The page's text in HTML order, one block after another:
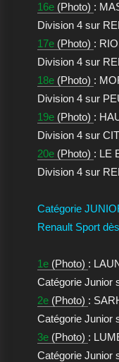
16e(Photo) :
Division 4 sur
17e(Photo) :
Division 4 sur
18e(Photo) :
Division 4 sur
19e(Photo) :
Division 4 sur
20e(Photo) : LE
Division 4 sur
Catégorie
Renault Sport
1e(Photo) :
Catégorie Junior
2e(Photo) :
Catégorie Junior
3e(Photo) :
Catégorie Junior